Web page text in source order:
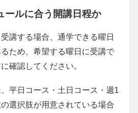
ールに合う開講日程か
講する場合、通学できる曜日
ため、希望する曜日に受講で
確認してください。
平日コース・土日コース・週1
選択肢が用意されている場合